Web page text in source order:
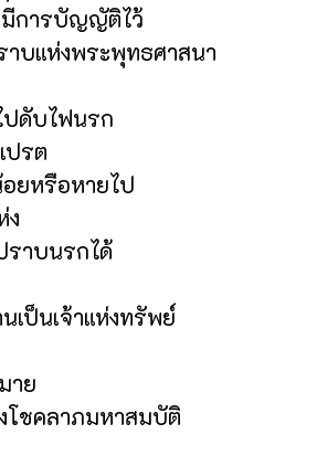
การบัญญัติไว้
าบแห่งพระพุทธศาสนา
ปดับไฟนรก
ปรต
ยหรือหายไป
ง
ราบนรกได้
เป็นเจ้าแห่งทรัพย์
าย
โชคลาภมหาสมบัติ